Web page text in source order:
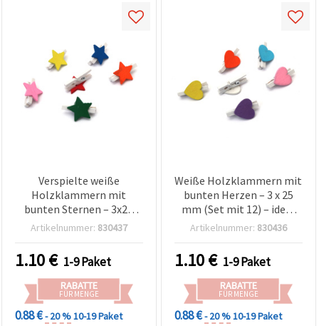
Verspielte weiße
Holzklammern mit
bunten Sternen – 3x25
mm (Set 12 Stück) – ideal
DIY-Geschenke
Artikelnummer: 830437
1.10€ 1-9 Paket
RABATTE
FÜR MENGE
0.88 €- 20 %10-19 Paket
Weiße Holzklammern mit
bunten Herzen – 3 x 25
mm (Set mit 12) – ideal
zum Basteln, für
Geschenke (sortiert)
Artikelnummer: 830436
1.10€ 1-9 Paket
RABATTE
FÜR MENGE
0.88 €- 20 %10-19 Paket